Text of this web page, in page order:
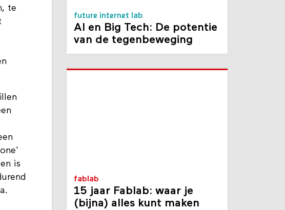
te
is
future internet lab
AI en Big Tech: De potentie
van de tegenbeweging
fablab
15 jaar Fablab: waar je
(bijna) alles kunt maken